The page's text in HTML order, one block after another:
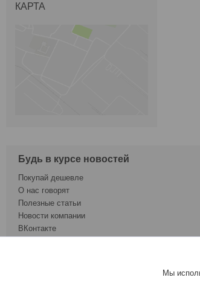
КАРТА
Будь в курсе новостей
Покупай дешевле
О нас говорят
Полезные статьи
Новости компании
ВКонтакте
Мы